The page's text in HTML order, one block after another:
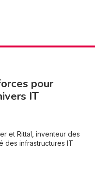
pour
IT
et Rittal, inventeur des
des infrastructures IT